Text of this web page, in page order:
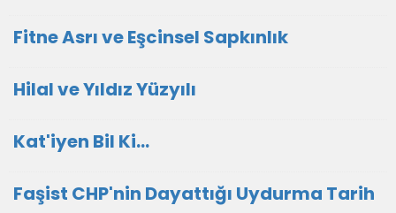
Fitne Asrı ve Eşcinsel Sapkınlık
Hilal ve Yıldız Yüzyılı
Kat'iyen Bil Ki…
Faşist CHP'nin Dayattığı Uydurma Tarih